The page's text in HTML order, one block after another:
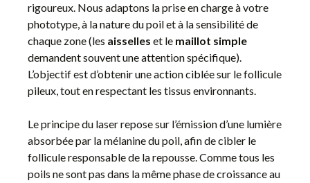
rigoureux. Nous adaptons la prise en charge à votre
phototype, à la nature du poil et à la sensibilité de
chaque zone (les aisselles et le maillot simple
demandent souvent une attention spécifique).
L’objectif est d’obtenir une action ciblée sur le follicule
pileux, tout en respectant les tissus environnants.
Le principe du laser repose sur l’émission d’une lumière
absorbée par la mélanine du poil, afin de cibler le
follicule responsable de la repousse. Comme tous les
poils ne sont pas dans la même phase de croissance au